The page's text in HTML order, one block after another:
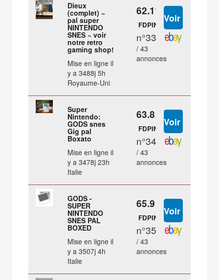
Dieux
(complet) ~
pal super
NINTENDO
SNES ~ voir
notre retro
gaming shop!
Mise en ligne il
y a 3488j 5h
Royaume-Uni
62.11 €
FDPIN
n°33
/ 43
annonces
Super
Nintendo:
GODS snes
Gig pal
Boxato
Mise en ligne il
y a 3478j 23h
Italie
63.8 €
FDPIN
n°34
/ 43
annonces
GODS -
SUPER
NINTENDO
SNES PAL
BOXED
Mise en ligne il
y a 3507j 4h
Italie
65.9 €
FDPIN
n°35
/ 43
annonces